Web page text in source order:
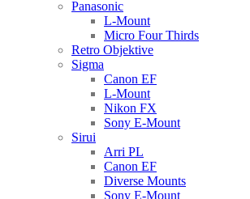
Panasonic
L-Mount
Micro Four Thirds
Retro Objektive
Sigma
Canon EF
L-Mount
Nikon FX
Sony E-Mount
Sirui
Arri PL
Canon EF
Diverse Mounts
Sony E-Mount